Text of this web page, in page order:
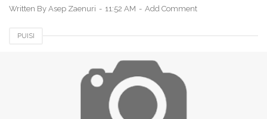
Written By Asep Zaenuri 11:52 AM Add Comment
PUISI